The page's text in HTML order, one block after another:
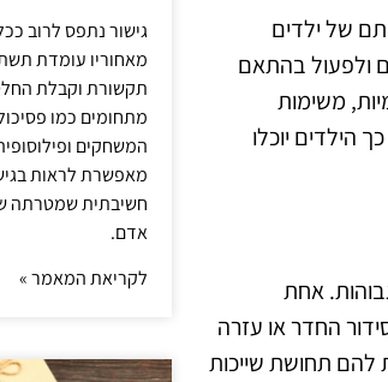
של ילדים
ולפעול בהתאם
משימות
הילדים יוכלו
אחת
החדר או עזרה
להם תחושת שייכות
גישור נתפס לרוב
מאחוריו עומדת
תקשורת וקבלת
מתחומים כמו
המשחקים
מאפשרת לראות
חשיבתית שמטרתה
אדם.
לקריאת המאמר »